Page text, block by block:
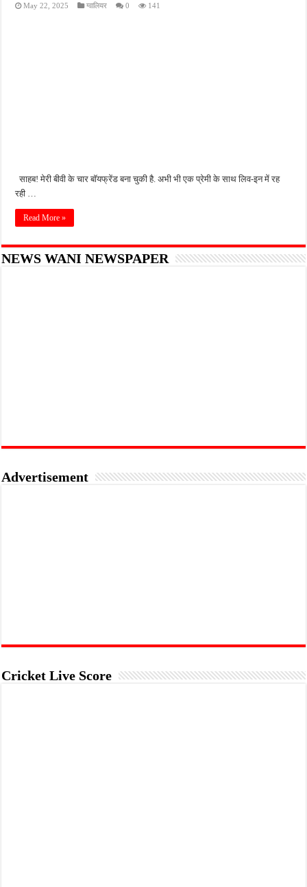
भारत का गुप्त योद्धा: पाकिस्तान जेल की यातनाएं झेलकर भी मौत के मुंह से लौटा जासूस, रोंगटे खड़े
May 22, 2025 ग्वालियर 0 141
साहब! मेरी बीवी के चार बॉयफ्रेंड बना चुकी है. अभी भी एक प्रेमी के साथ लिव-इन में रह
रही …
Read More »
NEWS WANI NEWSPAPER
Advertisement
Cricket Live Score